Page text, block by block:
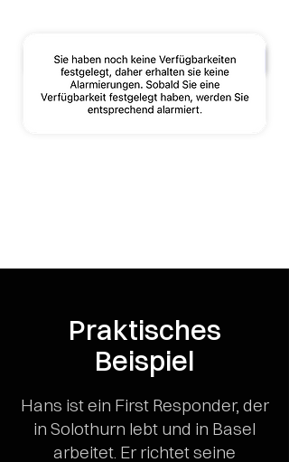
Praktisches
Beispiel
Hans ist ein First Responder, der
in Solothurn lebt und in Basel
arbeitet. Er richtet seine